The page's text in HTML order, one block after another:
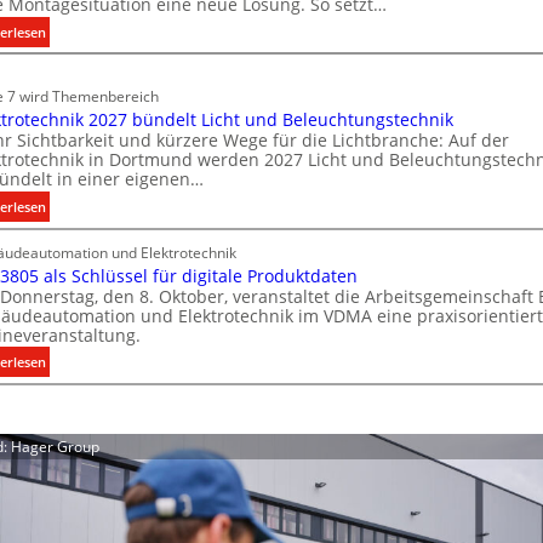
o
i
l
i
e
w
i
r
t
s
h
f
t
i
o
n
m
t
S
y
s
t
m
m
n
i
k
a
t
i
o
n
m
i
t
S
y
s
e
m
.
:
E
n
C
l
i
p
f
r
a
l
l
e
U
e
r
g
7 wird Themenbereich
2027 bündelt Licht und Beleuchtungstechnik
Sichtbarkeit und kürzere Wege für die Lichtbranche: Auf der
in Dortmund werden 2027 Licht und
in einer eigenen…
:
E
l
e
k
t
r
o
t
c
h
n
und Elektrotechnik
als Schlüssel für digitale Produktdaten
den 8. Oktober, veranstaltet die Arbeitsgemeinschaft
und Elektrotechnik im VDMA eine
:
V
I
3
8
Hager Group